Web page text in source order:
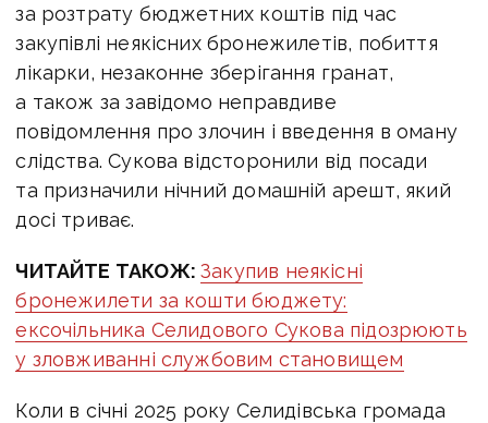
за розтрату бюджетних коштів під час
закупівлі неякісних бронежилетів, побиття
лікарки, незаконне зберігання гранат,
а також за завідомо неправдиве
повідомлення про злочин і введення в оману
слідства. Сукова відсторонили від посади
та призначили нічний домашній арешт, який
досі триває.
ЧИТАЙТЕ ТАКОЖ:Закупив неякісні
бронежилети за кошти бюджету:
ексочільника Селидового Сукова підозрюють
у зловживанні службовим становищем
Коли в січні 2025 року Селидівська громада